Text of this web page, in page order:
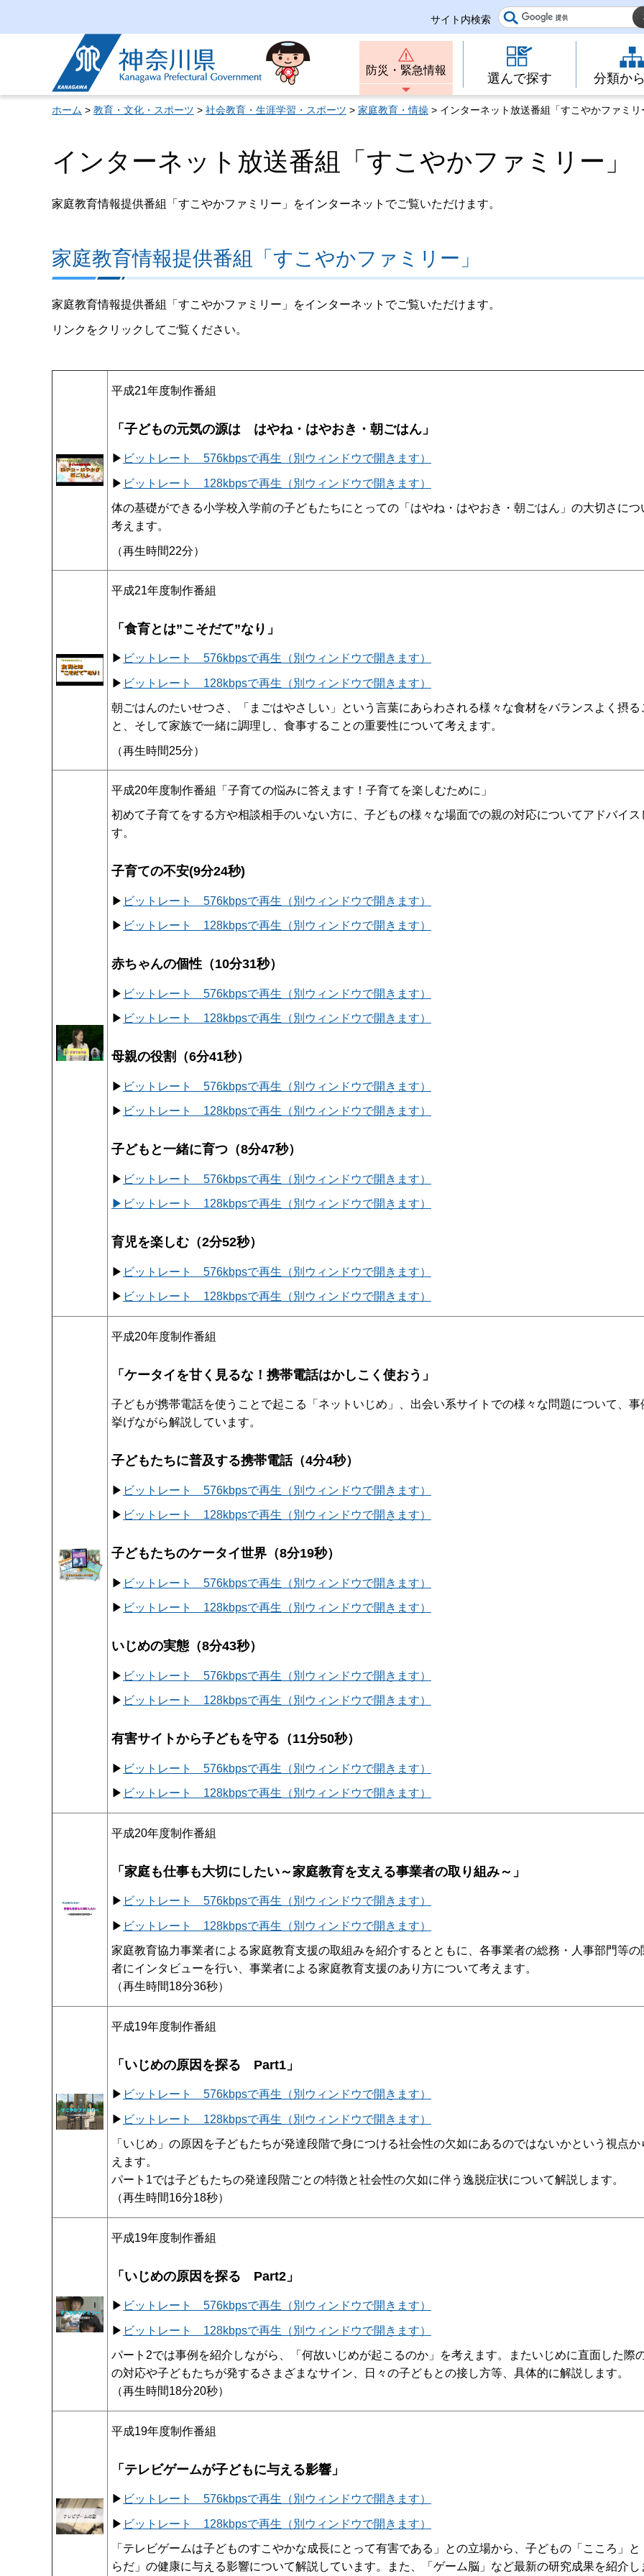
サイト内検索
神奈川県
防災・緊急情報
選んで探す 分類か
ホーム > 教育・文化・スポーツ > 社会教育・生涯学習・スポーツ > 家庭教育・情操 > インターネット放送番組「すこやかファミリ
インターネット放送番組「すこやかファミリー」
家庭教育情報提供番組「すこやかファミリー」をインターネットでご覧いただけます。
家庭教育情報提供番組「すこやかファミリー」
家庭教育情報提供番組「すこやかファミリー」をインターネットでご覧いただけます。
リンクをクリックしてご覧ください。
平成21年度制作番組
「子どもの元気の源は はやね・はやおき・朝ごはん」
▶ ビットレート 576kbpsで再生（別ウィンドウで開きます）
▶ ビットレート 128kbpsで再生（別ウィンドウで開きます）
体の基礎ができる小学校入学前の子どもたちにとっての「はやね・はやおき・朝ごはん」の大切さにつ
考えます。
（再生時間22分）
平成21年度制作番組
「食育とは”こそだて”なり」
▶ ビットレート 576kbpsで再生（別ウィンドウで開きます）
▶ ビットレート 128kbpsで再生（別ウィンドウで開きます）
朝ごはんのたいせつさ、「まごはやさしい」という言葉にあらわされる様々な食材をバランスよく摂る
と、そして家族で一緒に調理し、食事することの重要性について考えます。
（再生時間25分）
平成20年度制作番組「子育ての悩みに答えます！子育てを楽しむために」
初めて子育てをする方や相談相手のいない方に、子どもの様々な場面での親の対応についてアドバイス
す。
子育ての不安(9分24秒)
▶ ビットレート 576kbpsで再生（別ウィンドウで開きます）
▶ ビットレート 128kbpsで再生（別ウィンドウで開きます）
赤ちゃんの個性（10分31秒）
▶ ビットレート 576kbpsで再生（別ウィンドウで開きます）
▶ ビットレート 128kbpsで再生（別ウィンドウで開きます）
母親の役割（6分41秒）
▶ ビットレート 576kbpsで再生（別ウィンドウで開きます）
▶ ビットレート 128kbpsで再生（別ウィンドウで開きます）
子どもと一緒に育つ（8分47秒）
▶ ビットレート 576kbpsで再生（別ウィンドウで開きます）
▶ビットレート 128kbpsで再生（別ウィンドウで開きます）
育児を楽しむ（2分52秒）
▶ ビットレート 576kbpsで再生（別ウィンドウで開きます）
▶ ビットレート 128kbpsで再生（別ウィンドウで開きます）
平成20年度制作番組
「ケータイを甘く見るな！携帯電話はかしこく使おう」
子どもが携帯電話を使うことで起こる「ネットいじめ」、出会い系サイトでの様々な問題について、事
挙げながら解説しています。
子どもたちに普及する携帯電話（4分4秒）
▶ ビットレート 576kbpsで再生（別ウィンドウで開きます）
▶ ビットレート 128kbpsで再生（別ウィンドウで開きます）
子どもたちのケータイ世界（8分19秒）
▶ ビットレート 576kbpsで再生（別ウィンドウで開きます）
▶ ビットレート 128kbpsで再生（別ウィンドウで開きます）
いじめの実態（8分43秒）
▶ ビットレート 576kbpsで再生（別ウィンドウで開きます）
▶ ビットレート 128kbpsで再生（別ウィンドウで開きます）
有害サイトから子どもを守る（11分50秒）
▶ ビットレート 576kbpsで再生（別ウィンドウで開きます）
▶ ビットレート 128kbpsで再生（別ウィンドウで開きます）
平成20年度制作番組
「家庭も仕事も大切にしたい～家庭教育を支える事業者の取り組み～」
▶ ビットレート 576kbpsで再生（別ウィンドウで開きます）
▶ ビットレート 128kbpsで再生（別ウィンドウで開きます）
家庭教育協力事業者による家庭教育支援の取組みを紹介するとともに、各事業者の総務・人事部門等の
者にインタビューを行い、事業者による家庭教育支援のあり方について考えます。
（再生時間18分36秒）
平成19年度制作番組
「いじめの原因を探る Part1」
▶ ビットレート 576kbpsで再生（別ウィンドウで開きます）
▶ ビットレート 128kbpsで再生（別ウィンドウで開きます）
「いじめ」の原因を子どもたちが発達段階で身につける社会性の欠如にあるのではないかという視点か
えます。
パート1では子どもたちの発達段階ごとの特徴と社会性の欠如に伴う逸脱症状について解説します。
（再生時間16分18秒）
平成19年度制作番組
「いじめの原因を探る Part2」
▶ ビットレート 576kbpsで再生（別ウィンドウで開きます）
▶ ビットレート 128kbpsで再生（別ウィンドウで開きます）
パート2では事例を紹介しながら、「何故いじめが起こるのか」を考えます。またいじめに直面した際
の対応や子どもたちが発するさまざまなサイン、日々の子どもとの接し方等、具体的に解説します。
（再生時間18分20秒）
平成19年度制作番組
「テレビゲームが子どもに与える影響」
▶ ビットレート 576kbpsで再生（別ウィンドウで開きます）
▶ ビットレート 128kbpsで再生（別ウィンドウで開きます）
「テレビゲームは子どものすこやかな成長にとって有害である」との立場から、子どもの「こころ」と
らだ」の健康に与える影響について解説しています。また、「ゲーム脳」など最新の研究成果を紹介し